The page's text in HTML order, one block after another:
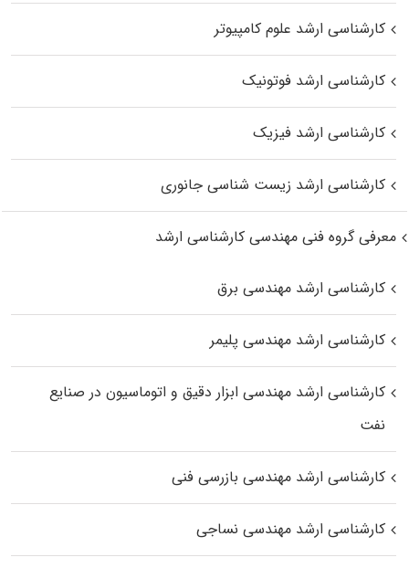
کارشناسی ارشد علوم کامپیوتر
کارشناسی ارشد فوتونیک
کارشناسی ارشد فیزیک
کارشناسی ارشد زیست‌ شناسی جانوری
معرفی گروه فنی مهندسی کارشناسی ارشد
کارشناسی ارشد مهندسی برق
کارشناسی ارشد مهندسی پلیمر
کارشناسی ارشد مهندسی ابزار دقیق و اتوماسیون در صنایع
نفت
کارشناسی ارشد مهندسی بازرسی فنی
کارشناسی ارشد مهندسی نساجی